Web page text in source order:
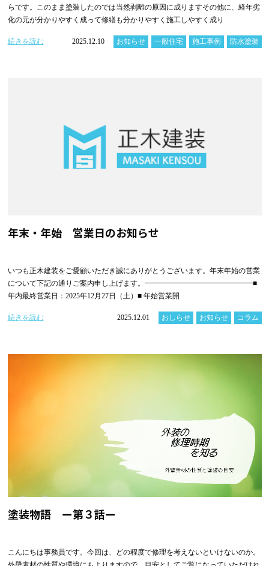
らです。このまま塗装したのでは当然剥離の原因に成りますその他に、経年劣
化の元が分かりやすく成って修繕も分かりやすく施工しやすく成り
続きを読む 2025.12.10 お知らせ 一般住宅 施工事例 防水塗装
年末・年始 営業日のお知らせ
いつも正木建装をご愛顧いただき誠にありがとうございます。年末年始の営業
について下記の通りご案内申し上げます。━━━━━━━━━━━━━━━■
年内最終営業日：2025年12月27日（土）■ 年始営業開
続きを読む 2025.12.01 おしらせ お知らせ コラム
塗装物語 ー第３話ー
こんにちは事務員です。今回は、どの程度で修理を考えないといけないのか。